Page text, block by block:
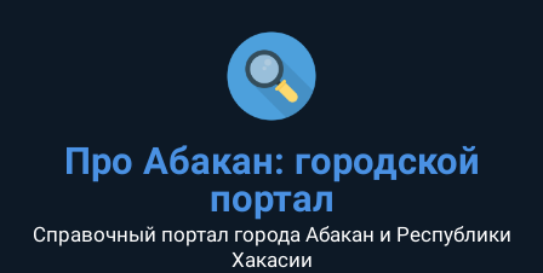
Про Абакан: городской
портал
Справочный портал города Абакан и Республики
Хакасии